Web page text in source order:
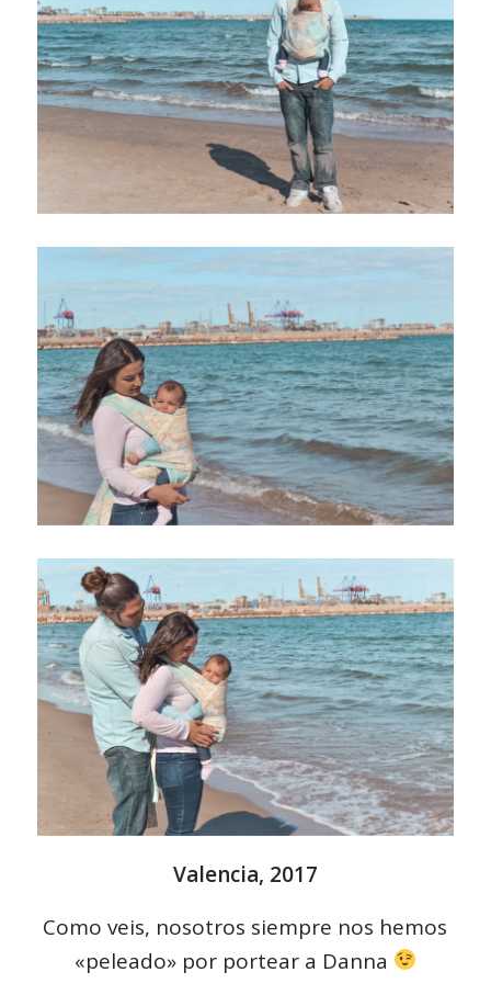
Valencia, 2017
Como veis, nosotros siempre nos hemos
«peleado» por portear a Danna